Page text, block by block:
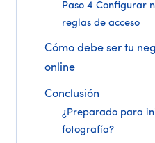
Paso 4 Configurar
reglas de acceso
Cómo debe ser tu
online
Conclusión
¿Preparado para
fotografía?